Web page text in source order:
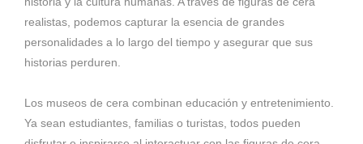
y museos de
realistas, podemos capturar la esencia de grandes
personalidades a lo largo del tiempo y asegurar que sus
historias perduren.
Los museos de cera combinan educación y entretenimiento.
Ya sean estudiantes, familias o turistas, todos pueden